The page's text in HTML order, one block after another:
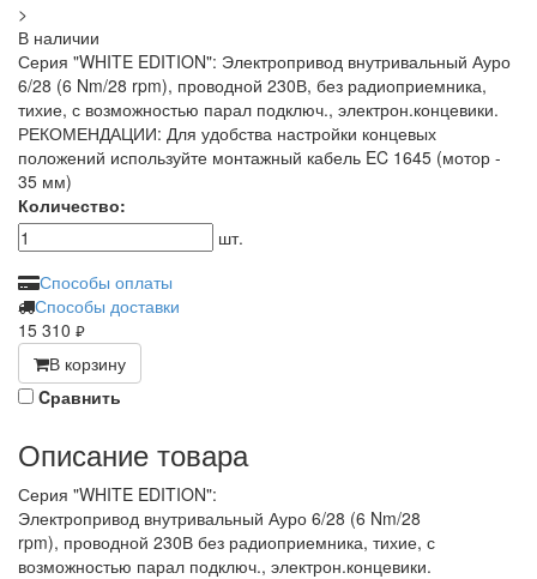
>
В наличии
Серия "WHITE EDITION": Электропривод внутривальный Ауро
6/28 (6 Nm/28 rpm), проводной 230В, без радиоприемника,
тихие, с возможностью парал подключ., электрон.концевики.
РЕКОМЕНДАЦИИ: Для удобства настройки концевых
положений используйте монтажный кабель EC 1645 (мотор -
35 мм)
Количество:
шт.
Способы оплаты
Способы доставки
15 310 руб.
В корзину
Cравнить
Описание товара
Серия "WHITE EDITION":
Электропривод внутривальный Ауро 6/28 (6 Nm/28
rpm), проводной 230В без радиоприемника, тихие, с
возможностью парал подключ., электрон.концевики.